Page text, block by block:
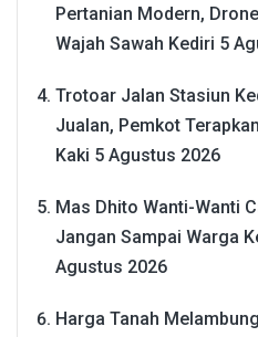
Pertanian Modern,
Wajah Sawah Kediri 5
Trotoar Jalan Stasiun
Jualan, Pemkot
Kaki 5 Agustus 2026
Mas Dhito Wanti-Wanti
Jangan Sampai Warga
Agustus 2026
Harga Tanah